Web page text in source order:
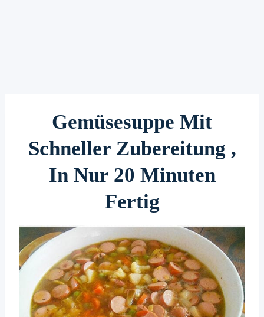
Gemüsesuppe Mit
Schneller Zubereitung ,
In Nur 20 Minuten
Fertig